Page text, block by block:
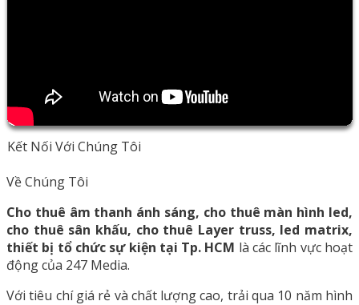
Kết Nối Với Chúng Tôi
Về Chúng Tôi
Cho thuê âm thanh ánh sáng, cho thuê màn hình led,
cho thuê sân khấu, cho thuê Layer truss, led matrix,
thiết bị tổ chức sự kiện tại Tp. HCM là các lĩnh vực hoạt
động của 247 Media.
Với tiêu chí giá rẻ và chất lượng cao, trải qua 10 năm hình